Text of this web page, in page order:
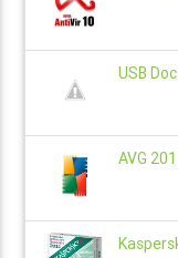
USB
AVG